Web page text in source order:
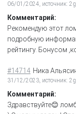
06/01/2024, источник:
Комментарий:
Рекомендую этот
подробную
рейтингу. Бонусом
#14714 Ника
31/12/2023, источник:
Комментарий:
Здравствуйте😊